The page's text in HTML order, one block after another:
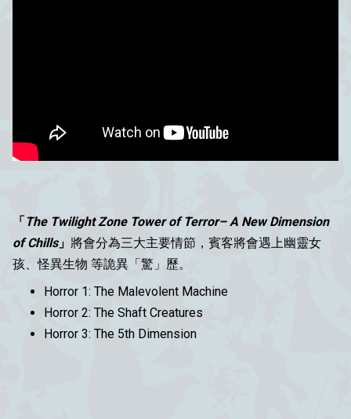
「 The Twilight Zone Tower of Terror– A New Dimension
of Chills」 將會分為三大主要情節，賓客將會遇上幽靈女
孩、怪異生物 等詭異「驚」歷。
Horror 1: The Malevolent Machine
Horror 2: The Shaft Creatures
Horror 3: The 5th Dimension